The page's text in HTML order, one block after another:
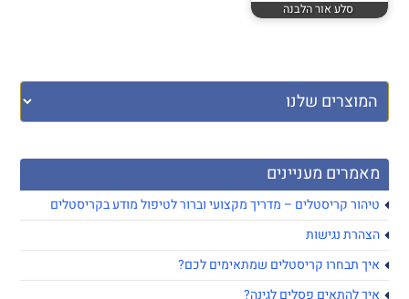
מאמרים מעניינים
טיהור קריסטלים – מדריך מקצועי וברור לטיפול מודע בקריסטלים
הצהרת נגישות
איך תבחרו קריסטלים שמתאימים לכם?
איך להתאים פסלים לגינה?
סלע אור הלבנה